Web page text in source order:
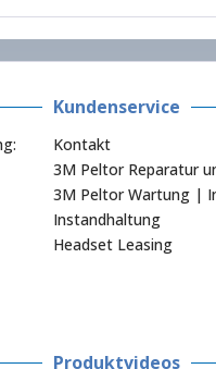
Kundenservice
Kontakt
3M Peltor Reparatur
3M Peltor Wartung |
Instandhaltung
Headset Leasing
Produktvideos